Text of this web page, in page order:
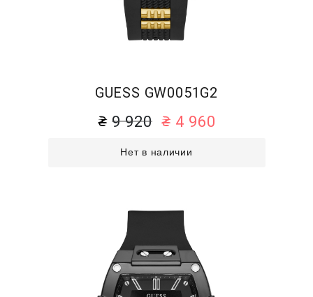
GUESS GW0051G2
9 920 4 960
Нет в наличии